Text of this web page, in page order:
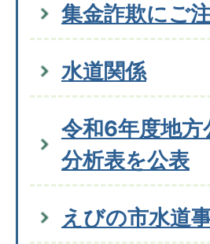
集金詐欺にご
水道関係
令和6年度地
分析表を公表
えびの市水道